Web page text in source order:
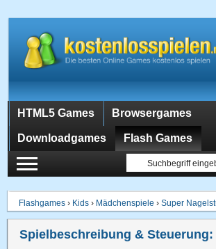
HTML5 Games Browsergames
Downloadgames Flash Games
Flashgames › Kids › Mädchenspiele ›Super
Spielbeschreibung &